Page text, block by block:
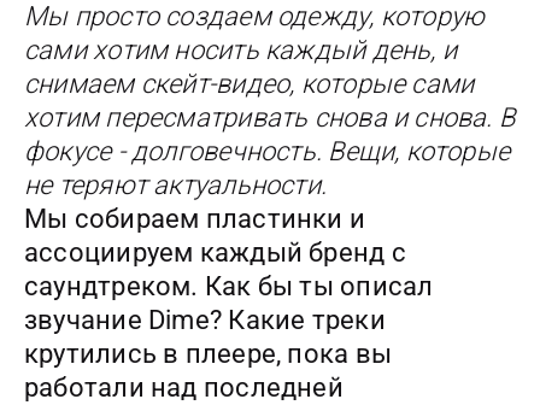
Мы просто создаем одежду, которую
сами хотим носить каждый день, и
снимаем скейт-видео, которые сами
хотим пересматривать снова и снова. В
фокусе - долговечность. Вещи, которые
не теряют актуальности.
Мы собираем пластинки и
ассоциируем каждый бренд с
саундтреком. Как бы ты описал
звучание Dime? Какие треки
крутились в плеере, пока вы
работали над последней